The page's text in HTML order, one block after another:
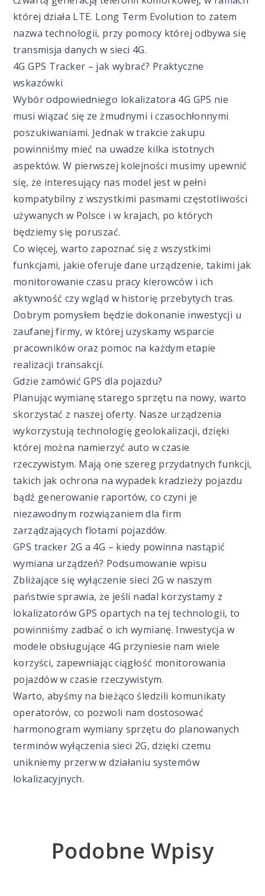
której działa LTE. Long Term Evolution to zatem
nazwa technologii, przy pomocy której odbywa się
transmisja danych w sieci 4G.
4G GPS Tracker – jak wybrać? Praktyczne
wskazówki
Wybór odpowiedniego lokalizatora 4G GPS nie
musi wiązać się ze żmudnymi i czasochłonnymi
poszukiwaniami. Jednak w trakcie zakupu
powinniśmy mieć na uwadze kilka istotnych
aspektów. W pierwszej kolejności musimy upewnić
się, że interesujący nas model jest w pełni
kompatybilny z wszystkimi pasmami częstotliwości
używanych w Polsce i w krajach, po których
będziemy się poruszać.
Co więcej, warto zapoznać się z wszystkimi
funkcjami, jakie oferuje dane urządzenie, takimi jak
monitorowanie czasu pracy kierowców i ich
aktywność czy wgląd w historię przebytych tras.
Dobrym pomysłem będzie dokonanie inwestycji u
zaufanej firmy, w której uzyskamy wsparcie
pracowników oraz pomoc na każdym etapie
realizacji transakcji.
Gdzie zamówić GPS dla pojazdu?
Planując wymianę starego sprzętu na nowy, warto
skorzystać z naszej oferty. Nasze urządzenia
wykorzystują technologię geolokalizacji, dzięki
której można namierzyć auto w czasie
rzeczywistym. Mają one szereg przydatnych funkcji,
takich jak ochrona na wypadek kradzieży pojazdu
bądź generowanie raportów, co czyni je
niezawodnym rozwiązaniem dla firm
zarządzających flotami pojazdów.
GPS tracker 2G a 4G – kiedy powinna nastąpić
wymiana urządzeń? Podsumowanie wpisu
Zbliżające się wyłączenie sieci 2G w naszym
państwie sprawia, że jeśli nadal korzystamy z
lokalizatorów GPS opartych na tej technologii, to
powinniśmy zadbać o ich wymianę. Inwestycja w
modele obsługujące 4G przyniesie nam wiele
korzyści, zapewniając ciągłość monitorowania
pojazdów w czasie rzeczywistym.
Warto, abyśmy na bieżąco śledzili komunikaty
operatorów, co pozwoli nam dostosować
harmonogram wymiany sprzętu do planowanych
terminów wyłączenia sieci 2G, dzięki czemu
unikniemy przerw w działaniu systemów
lokalizacyjnych.
Podobne Wpisy